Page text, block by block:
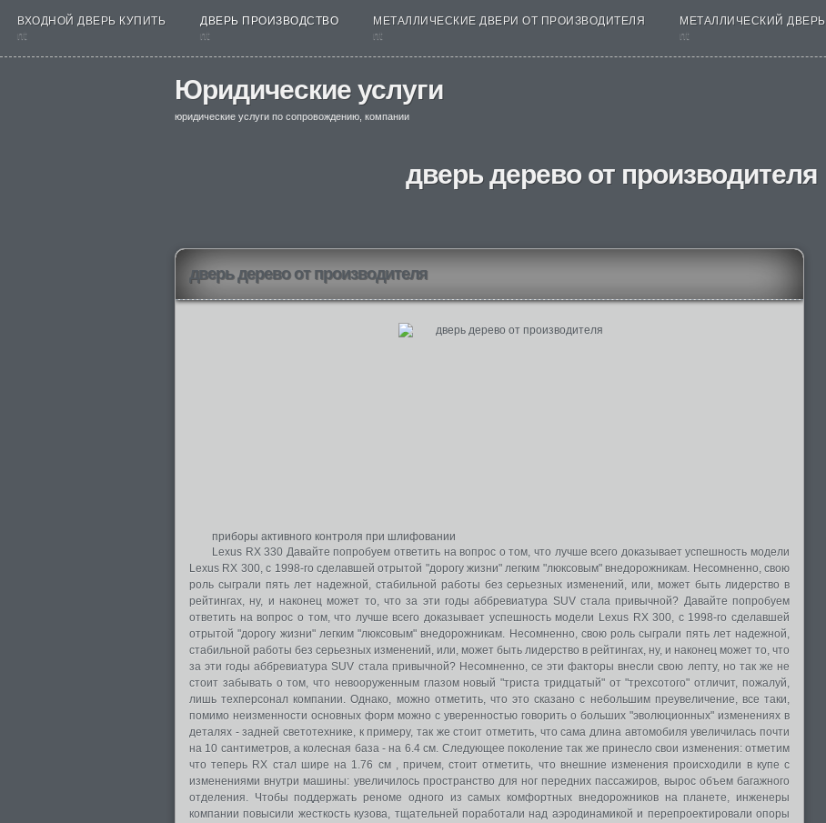
ВХОДНОЙ ДВЕРЬ КУПИТЬ
nt
ДВЕРЬ ПРОИЗВОДСТВО
nt
МЕТАЛЛИЧЕСКИЕ ДВЕРИ ОТ ПРОИЗВОДИТЕЛЯ
nt
МЕТАЛЛИЧЕСКИЙ ДВЕРЬ
nt
Юридические услуги
юридические услуги по сопровождению, компании
дверь дерево от производителя
дверь дерево от производителя
приборы активного контроля при шлифовании
Lexus RX 330 Давайте попробуем ответить на вопрос о том, что лучше всего доказывает успешность модели
Lexus RX 300, с 1998-го сделавшей отрытой "дорогу жизни" легким "люксовым" внедорожникам. Несомненно, свою
роль сыграли пять лет надежной, стабильной работы без серьезных изменений, или, может быть лидерство в
рейтингах, ну, и наконец может то, что за эти годы аббревиатура SUV стала привычной? Давайте попробуем
ответить на вопрос о том, что лучше всего доказывает успешность модели Lexus RX 300, с 1998-го сделавшей
отрытой "дорогу жизни" легким "люксовым" внедорожникам. Несомненно, свою роль сыграли пять лет надежной,
стабильной работы без серьезных изменений, или, может быть лидерство в рейтингах, ну, и наконец может то, что
за эти годы аббревиатура SUV стала привычной? Несомненно, се эти факторы внесли свою лепту, но так же не
стоит забывать о том, что невооруженным глазом новый "триста тридцатый" от "трехсотого" отличит, пожалуй,
лишь техперсонал компании. Однако, можно отметить, что это сказано с небольшим преувеличение, все таки,
помимо неизменности основных форм можно с уверенностью говорить о больших "эволюционных" изменениях в
деталях - задней светотехнике, к примеру, так же стоит отметить, что сама длина автомобиля увеличилась почти
на 10 сантиметров, а колесная база - на 6.4 см. Следующее поколение так же принесло свои изменения: отметим
что теперь RX стал шире на 1.76 см , причем, стоит отметить, что внешние изменения происходили в купе с
изменениями внутри машины: увеличилось пространство для ног передних пассажиров, вырос объем багажного
отделения. Чтобы поддержать реноме одного из самых комфортных внедорожников на планете, инженеры
компании повысили жесткость кузова, тщательней поработали над аэродинамикой и перепроектировали опоры